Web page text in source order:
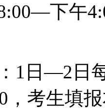
下午
1日—2日
考生填